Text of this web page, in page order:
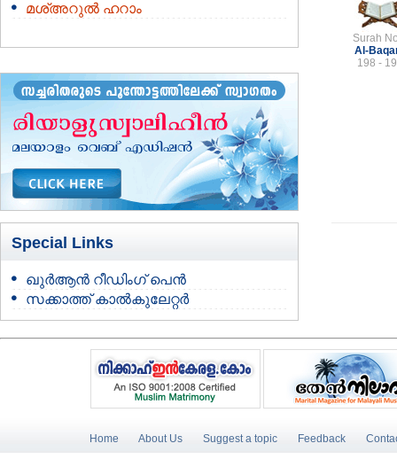
മശ്അറുല്‍ ഹറാം
Special Links
ഖുർആൻ റീഡിംഗ് പെൻ
സക്കാത്ത് കാൽകുലേറ്റർ
Surah
Al-
198 -
Home About Us Suggest a topic Feedback